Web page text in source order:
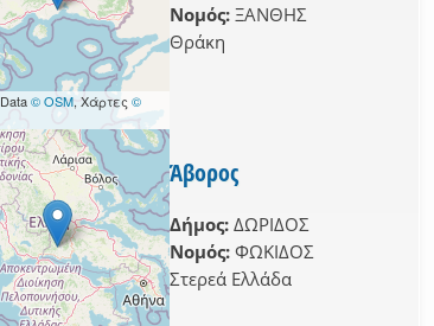
filter
filter
filter
© OSM, Χάρτες ©
Νομός: ΞΑΝΘΗΣ
Θράκη
Άβορος
Δήμος: ΔΩΡΙΔΟΣ
Νομός: ΦΩΚΙΔΟΣ
Στερεά Ελλάδα